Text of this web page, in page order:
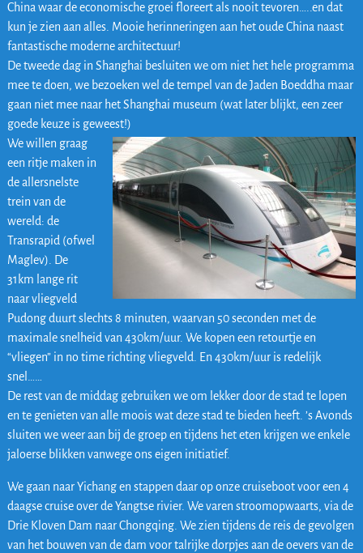
China waar de economische groei floreert als nooit tevoren…..en dat
kun je zien aan alles. Mooie herinneringen aan het oude China naast
fantastische moderne architectuur!
De tweede dag in Shanghai besluiten we om niet het hele programma
mee te doen, we bezoeken wel de tempel van de Jaden Boeddha maar
gaan niet mee naar het Shanghai museum (wat later blijkt, een zeer
goede keuze is geweest!)
We willen graag
een ritje maken in
de allersnelste
trein van de
wereld: de
Transrapid (ofwel
Maglev). De
31km lange rit
naar vliegveld
Pudong duurt slechts 8 minuten, waarvan 50 seconden met de
maximale snelheid van 430km/uur. We kopen een retourtje en
“vliegen” in no time richting vliegveld. En 430km/uur is redelijk
snel……
De rest van de middag gebruiken we om lekker door de stad te lopen
en te genieten van alle moois wat deze stad te bieden heeft. ’s Avonds
sluiten we weer aan bij de groep en tijdens het eten krijgen we enkele
jaloerse blikken vanwege ons eigen initiatief.
We gaan naar Yichang en stappen daar op onze cruiseboot voor een 4
daagse cruise over de Yangtse rivier. We varen stroomopwaarts, via de
Drie Kloven Dam naar Chongqing. We zien tijdens de reis de gevolgen
van het bouwen van de dam voor talrijke dorpjes aan de oevers van de